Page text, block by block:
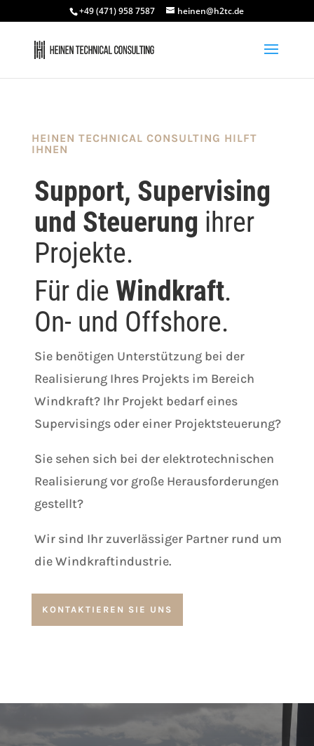
+49 (471) 958 7587 heinen@h2tc.de
HEINEN TECHNICAL CONSULTING HILFT
IHNEN
Support, Supervising
und Steuerung ihrer
Projekte.
Für die Windkraft.
On- und Offshore.
Sie benötigen Unterstützung bei der
Realisierung Ihres Projekts im Bereich
Windkraft? Ihr Projekt bedarf eines
Supervisings oder einer Projektsteuerung?
Sie sehen sich bei der elektrotechnischen
Realisierung vor große Herausforderungen
gestellt?
Wir sind Ihr zuverlässiger Partner rund um
die Windkraftindustrie.
KONTAKTIEREN SIE UNS